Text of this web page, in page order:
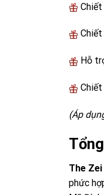
Chiết
Chiết
Hỗ
Chiết
(Áp
The Zei
phức